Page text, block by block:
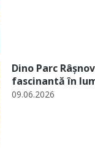
Dino Parc
fascinantă în
09.06.2026